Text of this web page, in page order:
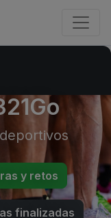
y retos
finalizadas